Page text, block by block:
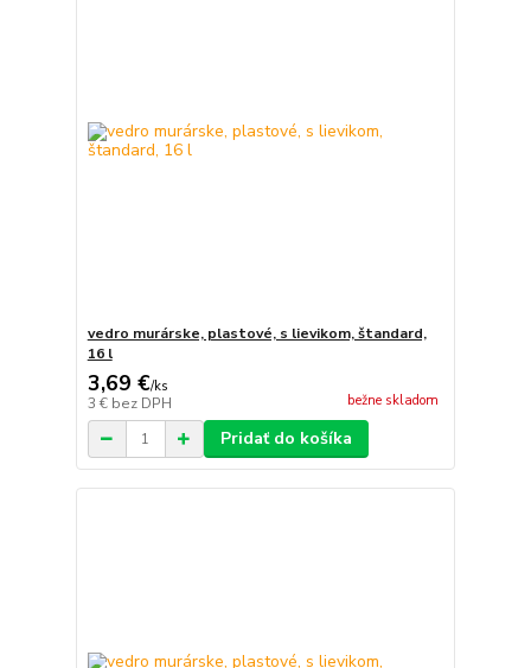
vedro murárske, plastové, s lievikom, štandard,
16 l
3,69 €/ks
3 € bez DPH bežne skladom
Pridať do košíka